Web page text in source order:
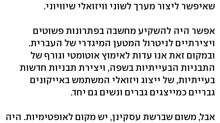
שאיפשר ליצור מערך לשוני וויזואלי שיוויוני.
אפשר היה להשקיע מחשבה בפתרונות פשוטים
ויצירתיים לניטרול המטען המיגדרי של העברית.
ובמקום זאת אנו עדות לאימוץ אוטומטי וגורף של
התבניות הבעייתיות בשפה, ויצירת תבניות חדשות
בעייתיות, של ייצוג ויזואלי המשתמש באייקונים
גבריים כמייצגים גברים ונשים גם יחד.
אבל, משום שברשת עסקינן, יש מקום לאופטימיות. היה